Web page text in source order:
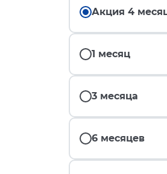
Акция 4
1 месяц
3 месяца
6 месяцев